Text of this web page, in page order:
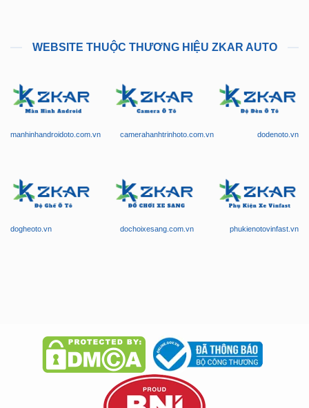
WEBSITE THUỘC THƯƠNG HIỆU ZKAR AUTO
manhinhandroidoto.com.vn camerahanhtrinhoto.com.vn dodenoto.vn
dogheoto.vn dochoixesang.com.vn phukienotovinfast.vn